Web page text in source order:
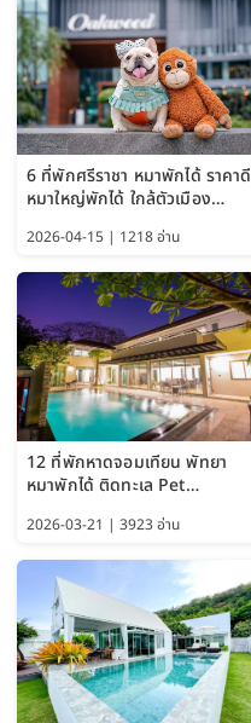
6 ที่พักศรีราชา หมาพักได้ ราคาดี
หมาใหญ่พักได้ ใกล้ตัวเมือง
2026-04-15 | 1218 อ่าน
12 ที่พักหาดจอมเทียน พัทยา
หมาพักได้ ติดทะเล Pet
พักได้ อัปเดต 2569
2026-03-21 | 3923 อ่าน